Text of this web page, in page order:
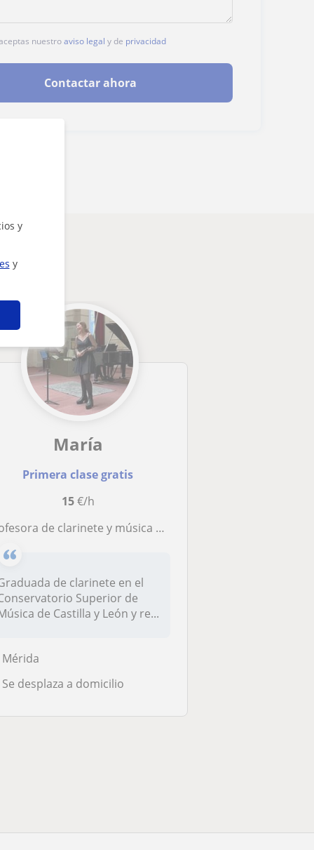
y
y
nuestroaviso legal y de privacidad
Contactar ahora
María
Primera clase gratis
15€/h
de clarinete y música graduada del superior y del máster
de clarinete en el
Superior de
de Castilla y León y re...
Mérida
Se desplaza a domicilio